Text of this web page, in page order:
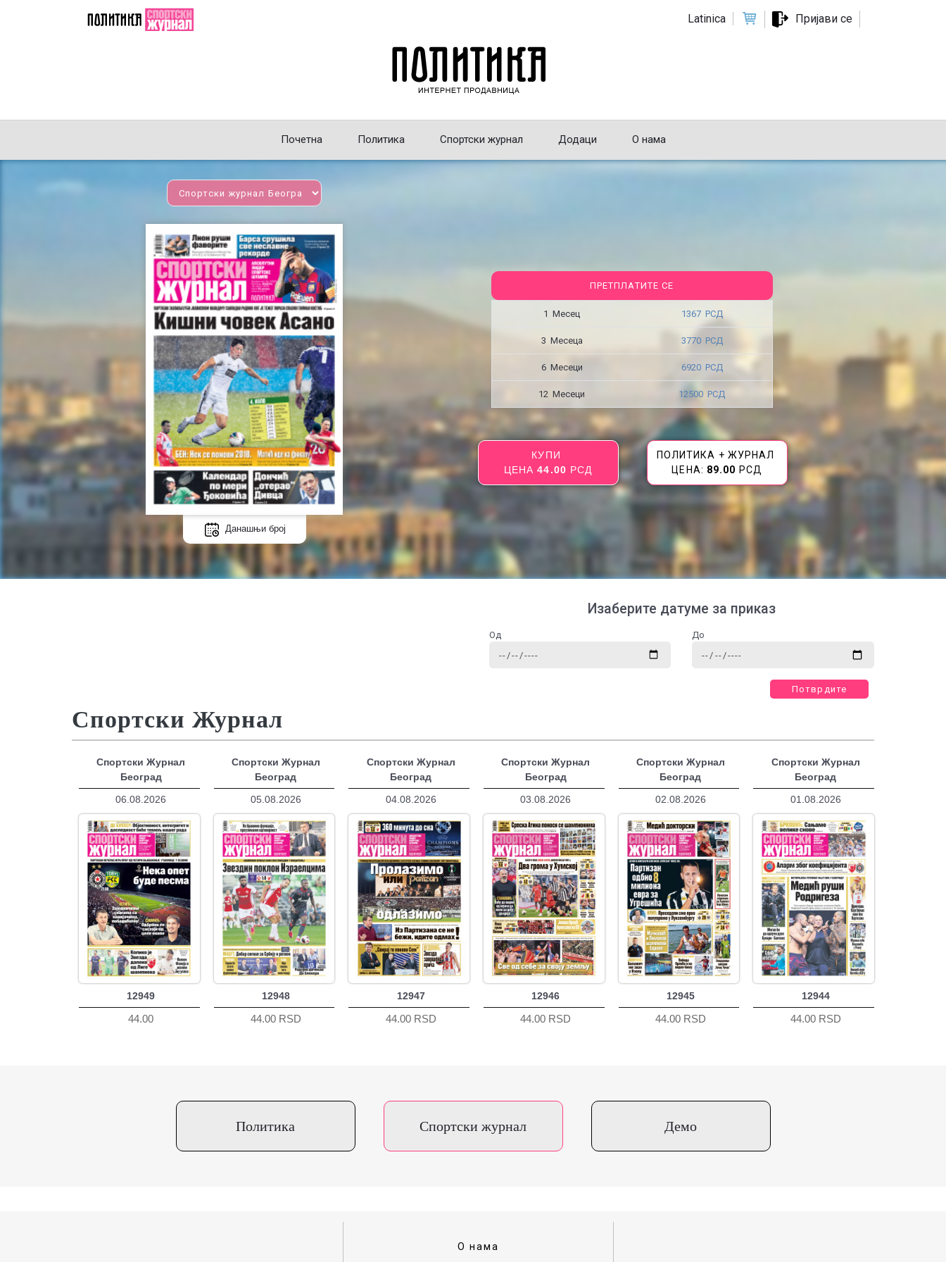
Latinica Пријави се
Почетна Политика Спортски журнал Додаци О нама
Данашњи број
ПРЕТПЛАТИТЕ СЕ
1 Месец 1367 РСД
3 Месецa 3770 РСД
6 Месеци 6920 РСД
12 Месеци 12500 РСД
КУПИ
ЦЕНА44.00 РСД
ПОЛИТИКА + ЖУРНАЛ
ЦЕНА: 89.00 РСД
Изаберите датуме за приказ
Од До
Потврдите
Спортски Журнал
Спортски Журнал
Београд
06.08.2026
12949
44.00
Спортски Журнал
Београд
05.08.2026
12948
44.00 RSD
Спортски Журнал
Београд
04.08.2026
12947
44.00 RSD
Спортски Журнал
Београд
03.08.2026
12946
44.00 RSD
Спортски Журнал
Београд
02.08.2026
12945
44.00 RSD
Спортски Журнал
Београд
01.08.2026
12944
44.00 RSD
Политика Спортски журнал Демо
О нама